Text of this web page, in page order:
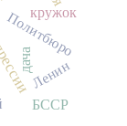
Политбюро
Ленин
кружок
дача
БССР